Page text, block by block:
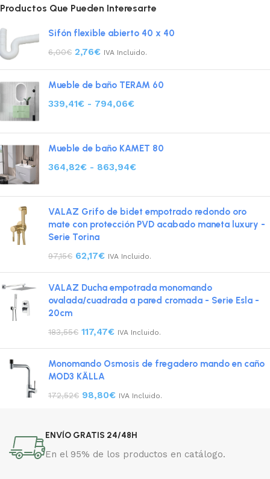
Productos Que Pueden Interesarte
Sifón flexible abierto 40 x 40
6,00€ 2,76€ IVA Incluido.
Mueble de baño TERAM 60
339,41€ - 794,06€
Mueble de baño KAMET 80
364,82€ - 863,94€
VALAZ Grifo de bidet empotrado redondo oro
mate con protección PVD acabado maneta luxury -
Serie Torina
97,15€ 62,17€ IVA Incluido.
VALAZ Ducha empotrada monomando
ovalada/cuadrada a pared cromada - Serie Esla -
20cm
183,55€ 117,47€ IVA Incluido.
Monomando Osmosis de fregadero mando en caño
MOD3 KÄLLA
172,52€ 98,80€ IVA Incluido.
ENVÍO GRATIS 24/48H
En el 95% de los productos en catálogo.